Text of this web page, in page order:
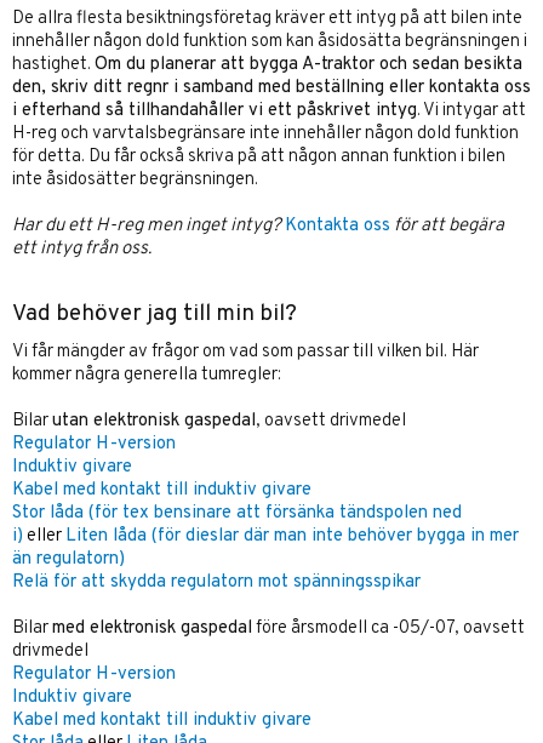
De allra flesta besiktningsföretag kräver ett intyg på att bilen inte
innehåller någon dold funktion som kan åsidosätta begränsningen i
hastighet. Om du planerar att bygga A-traktor och sedan besikta
den, skriv ditt regnr i samband med beställning eller kontakta oss
i efterhand så tillhandahåller vi ett påskrivet intyg. Vi intygar att
H-reg och varvtalsbegränsare inte innehåller någon dold funktion
för detta. Du får också skriva på att någon annan funktion i bilen
inte åsidosätter begränsningen.
Har du ett H-reg men inget intyg?Kontakta oss för att begära
ett intyg från oss.
Vad behöver jag till min bil?
Vi får mängder av frågor om vad som passar till vilken bil. Här
kommer några generella tumregler:
Bilarutan elektronisk gaspedal, oavsett drivmedel
Regulator H-version
Induktiv givare
Kabel med kontakt till induktiv givare
Stor låda (för tex bensinare att försänka tändspolen ned
i) eller Liten låda (för dieslar där man inte behöver bygga in mer
än regulatorn)
Relä för att skydda regulatorn mot spänningsspikar
Bilarmed elektronisk gaspedal före årsmodell ca -05/-07, oavsett
drivmedel
Regulator H-version
Induktiv givare
Kabel med kontakt till induktiv givare